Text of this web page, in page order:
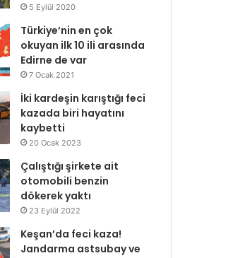
5 Eylül 2020
Türkiye’nin en çok
okuyan ilk 10 ili arasında
Edirne de var
7 Ocak 2021
İki kardeşin karıştığı feci
kazada biri hayatını
kaybetti
20 Ocak 2023
Çalıştığı şirkete ait
otomobili benzin
dökerek yaktı
23 Eylül 2022
Keşan’da feci kaza!
Jandarma astsubay ve